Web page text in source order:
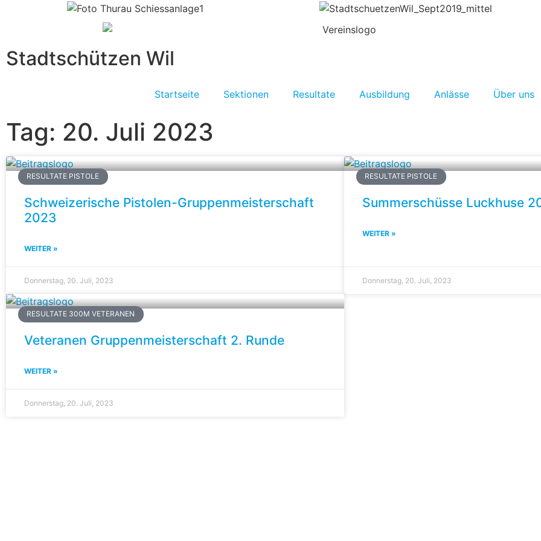
Stadtschützen Wil
Startseite Sektionen Resultate Ausbildung Anlässe Über uns
Tag: 20. Juli 2023
RESULTATE PISTOLE
Schweizerische Pistolen-Gruppenmeisterschaft
2023
WEITER »
Donnerstag, 20. Juli, 2023
RESULTATE PISTOLE
Summerschüsse Luckhuse
WEITER »
Donnerstag, 20. Juli, 2023
RESULTATE 300M VETERANEN
Veteranen Gruppenmeisterschaft 2. Runde
WEITER »
Donnerstag, 20. Juli, 2023